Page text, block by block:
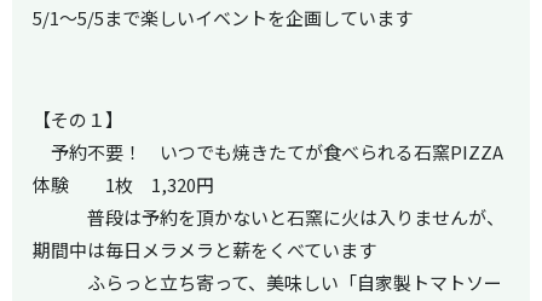
5/1～5/5まで楽しいイベントを企画しています
【その１】
予約不要！ いつでも焼きたてが食べられる石窯PIZZA
体験 1枚 1,320円
普段は予約を頂かないと石窯に火は入りませんが、
期間中は毎日メラメラと薪をくべています
ふらっと立ち寄って、美味しい「自家製トマトソー